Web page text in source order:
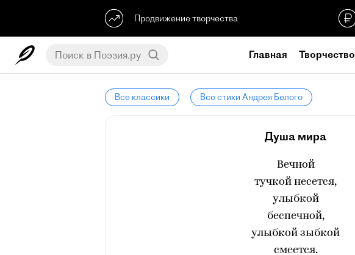
Продвижение творчества
Главная Творчество
Все классики Все стихи Андрея Белого
Душа мира
Вечной
тучкой несется,
улыбкой
беспечной,
улыбкой зыбкой
смеется.